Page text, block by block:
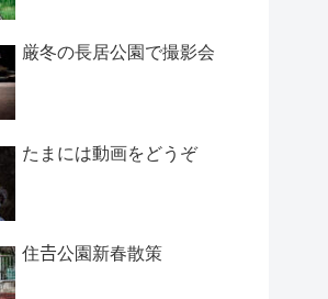
厳冬の長居公園で撮影会
たまには動画をどうぞ
住𠮷公園新春散策